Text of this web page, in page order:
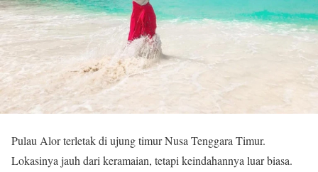
Pulau Alor terletak di ujung timur Nusa Tenggara Timur.
Lokasinya jauh dari keramaian, tetapi keindahannya luar biasa.